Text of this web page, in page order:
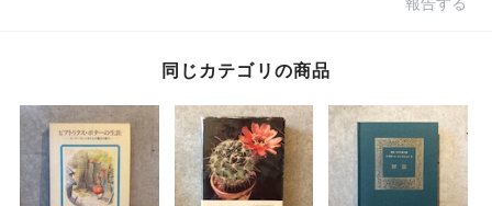
同じカテゴリの商品